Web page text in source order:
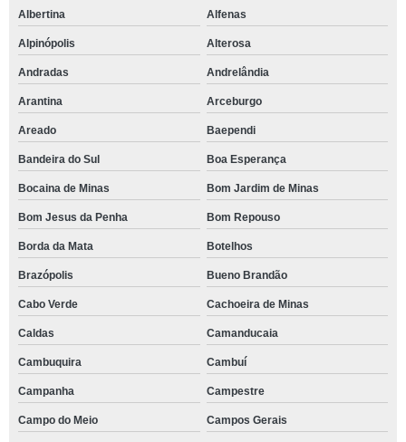
Albertina Alfenas
Alpinópolis Alterosa
Andradas Andrelândia
Arantina Arceburgo
Areado Baependi
Bandeira do Sul Boa Esperança
Bocaina de Minas Bom Jardim de Minas
Bom Jesus da Penha Bom Repouso
Borda da Mata Botelhos
Brazópolis Bueno Brandão
Cabo Verde Cachoeira de Minas
Caldas Camanducaia
Cambuquira Cambuí
Campanha Campestre
Campo do Meio Campos Gerais